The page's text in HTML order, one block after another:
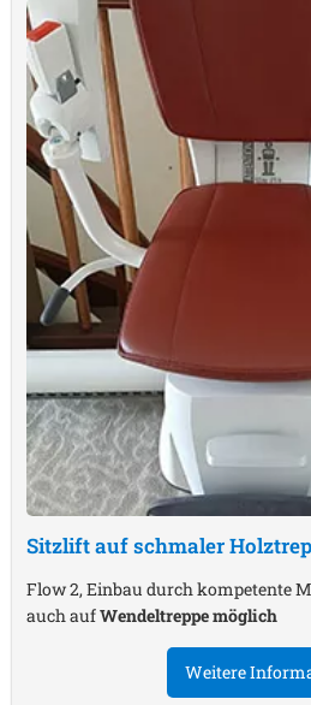
Sitzlift auf schmaler
Flow 2, Einbau durch kompetente
auch aufWendeltreppe möglich
Weitere